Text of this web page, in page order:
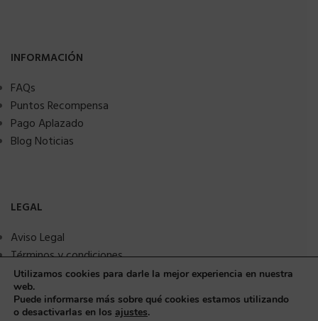
INFORMACIÓN
FAQs
Puntos Recompensa
Pago Aplazado
Blog Noticias
LEGAL
Aviso Legal
Términos y condiciones
Política de privacidad
Política de Cookies
Seguridad y protección a compradores
Utilizamos cookies para darle la mejor experiencia en nuestra
web.
Puede informarse más sobre qué cookies estamos utilizando
o desactivarlas en los ajustes.